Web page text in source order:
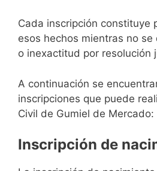
Cada inscripción constituye
esos hechos mientras no
o inexactitud por resolución
A continuación se
inscripciones que puede
Civil de Gumiel de Mercado:
Inscripción de